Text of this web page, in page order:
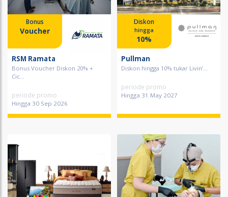
Bonus
Voucher
RSM Ramata
Bonus Voucher Diskon 20% +
Cic...
periode promo
Hingga 30 Sep 2026
Diskon
hingga
10%
Pullman
Diskon hingga 10% tukar Livin’...
periode promo
Hingga 31 May 2027